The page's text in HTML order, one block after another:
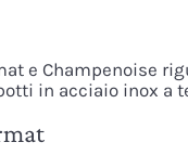
e Champenoise
in acciaio inox a